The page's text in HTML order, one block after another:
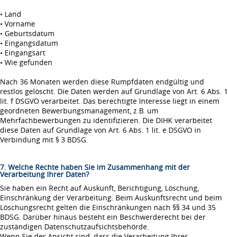
• Land
• Vorname
• Geburtsdatum
• Eingangsdatum
• Eingangsart
• Wie gefunden
Nach 36 Monaten werden diese Rumpfdaten endgültig und
restlos gelöscht. Die Daten werden auf Grundlage von Art. 6 Abs. 1
lit. f DSGVO verarbeitet. Das berechtigte Interesse liegt in einem
geordneten Bewerbungsmanagement, z.B. um
Mehrfachbewerbungen zu identifizieren. Die DIHK verarbeitet
diese Daten auf Grundlage von Art. 6 Abs. 1 lit. e DSGVO in
Verbindung mit § 3 BDSG.
7. Welche Rechte haben Sie im Zusammenhang mit der
Verarbeitung Ihrer Daten?
Sie haben ein Recht auf Auskunft, Berichtigung, Löschung,
Einschränkung der Verarbeitung. Beim Auskunftsrecht und beim
Löschungsrecht gelten die Einschränkungen nach §§ 34 und 35
BDSG. Darüber hinaus besteht ein Beschwerderecht bei der
zuständigen Datenschutzaufsichtsbehörde.